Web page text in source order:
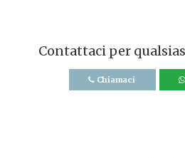
Contattaci per
Chiamaci